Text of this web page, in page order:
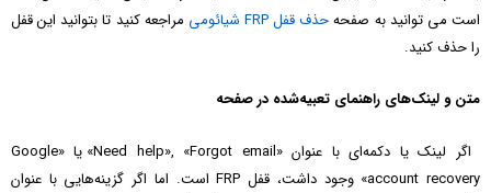
است می توانید به صفحهحذف قفل FRP شیائومی
مراجعه کنید تا بتوانید این قفل
را حذف کنید.
متن و لینک‌های راهنمای تعبیه‌شده در صفحه
اگر لینک یا دکمه‌ای با عنوان «Need help», «Forgot email» یا «Google
account recovery» وجود داشت، قفل FRP است. اما اگر گزینه‌هایی با عنوان